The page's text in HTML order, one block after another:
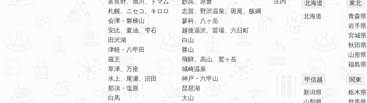
札幌、ニセコ、キロロ
会津・磐梯山
安比、夏油、雫石
田沢湖
津軽・八甲田
蔵王
草津、万座
水上、尾瀬、沼田
那須・塩原
白馬
志賀、野沢温泉、斑尾、飯綱
蓼科、八ヶ岳
越後湯沢、苗場、六日町
白山
勝山
飛騨、高山、鷲ヶ岳
城崎温泉
神戸・六甲山
琵琶湖
大山
北海道
北海道
東北
青森県
岩手県
宮城県
秋田県
山形県
福島県
甲信越
新潟県
関東
栃木県